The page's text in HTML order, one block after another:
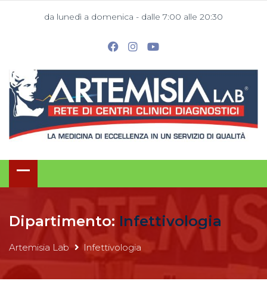
da lunedì a domenica - dalle 7:00 alle 20:30
Dipartimento: Infettivologia
Artemisia Lab Infettivologia